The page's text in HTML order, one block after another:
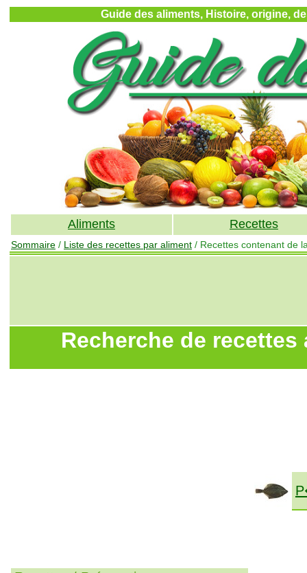
Guide des aliments, Histoire, origine,
Aliments Recettes
Sommaire / Liste des recettes par aliment / Recettes contenant de
Recherche de